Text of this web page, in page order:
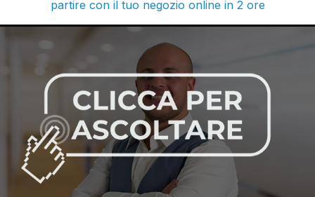
partire con il tuo negozio online in 2 ore